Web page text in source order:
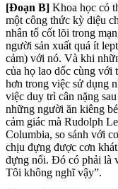
[Đoạn B] Khoa học có
một công thức kỳ diệu
nhân tố cốt lõi trong
người sản xuất quá ít
cảm) với nó. Và khi
của họ lao dốc cùng với
hơn trong việc sử dụng
việc duy trì cân nặng
những người ăn kiêng
cảm giác mà Rudolph
Columbia, so sánh với
chịu đựng được cơn
đựng nổi. Đó có phải là
Tôi không nghĩ vậy”.